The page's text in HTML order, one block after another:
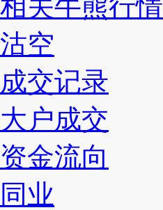
相关牛熊行情
沽空
成交记录
大户成交
资金流向
同业